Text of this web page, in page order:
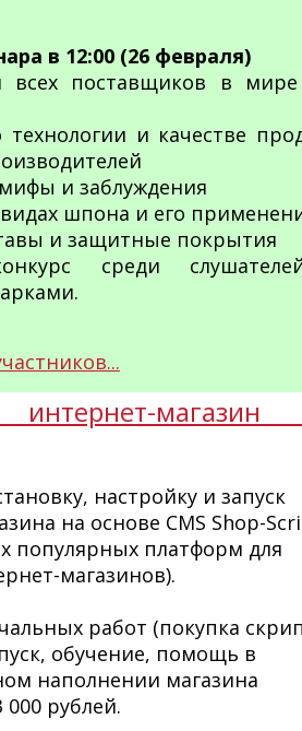
в 12:00 (26 февраля)
всех поставщиков в
и качестве
и заблуждения
шпона и его
и защитные покрытия
среди
интернет-магазин
настройку и запуск
на основе CMS Shop-
популярных платформ для
магазинов).
работ (покупка
обучение, помощь в
наполнении магазина
рублей.